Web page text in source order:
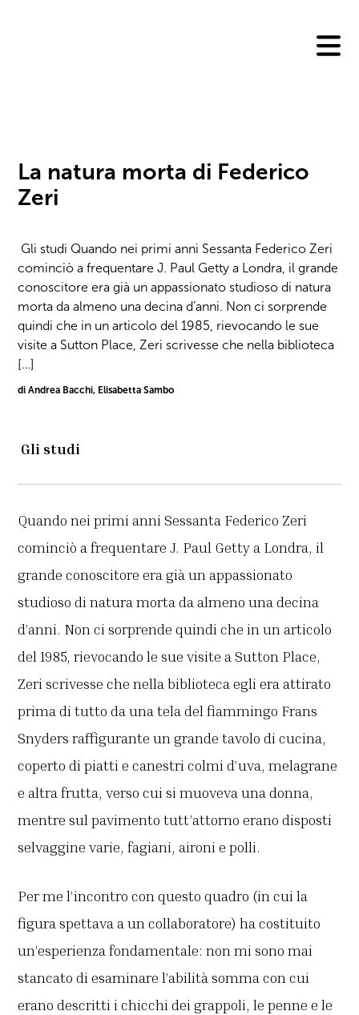
La natura morta di Federico
Zeri
Gli studi Quando nei primi anni Sessanta Federico Zeri
cominciò a frequentare J. Paul Getty a Londra, il grande
conoscitore era già un appassionato studioso di natura
morta da almeno una decina d’anni. Non ci sorprende
quindi che in un articolo del 1985, rievocando le sue
visite a Sutton Place, Zeri scrivesse che nella biblioteca
[…]
di Andrea Bacchi, Elisabetta Sambo
Gli studi
Quando nei primi anni Sessanta Federico Zeri
cominciò a frequentare J. Paul Getty a Londra, il
grande conoscitore era già un appassionato
studioso di natura morta da almeno una decina
d’anni. Non ci sorprende quindi che in un articolo
del 1985, rievocando le sue visite a Sutton Place,
Zeri scrivesse che nella biblioteca egli era attirato
prima di tutto da una tela del fiammingo Frans
Snyders raffigurante un grande tavolo di cucina,
coperto di piatti e canestri colmi d’uva, melagrane
e altra frutta, verso cui si muoveva una donna,
mentre sul pavimento tutt’attorno erano disposti
selvaggine varie, fagiani, aironi e polli.
Per me l’incontro con questo quadro (in cui la
figura spettava a un collaboratore) ha costituito
un’esperienza fondamentale: non mi sono mai
stancato di esaminare l’abilità somma con cui
erano descritti i chicchi dei grappoli, le penne e le